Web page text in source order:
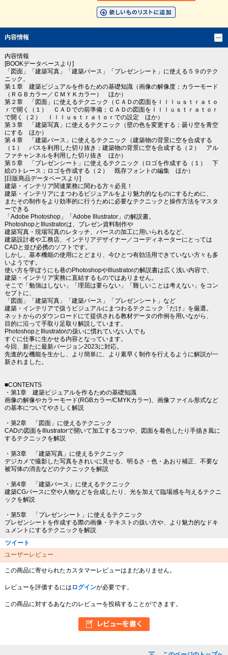
内容情報
内容情報
[BOOKデータベースより]
「図面」「建築写真」「建築パース」「プレゼンシート」に使える５９のテク
ニック。
第１章 建築ビジュアルを作るための基礎知識（画像の解像度；カラーモード
（ＲＧＢカラー／ＣＭＹＫカラー） ほか）
第２章 「図面」に使えるテクニック（ＣＡＤの図面をＩｌｌｕｓｔｒａｔｏ
ｒで開く（１） ＣＡＤでの前準備；ＣＡＤの図面をＩｌｌｕｓｔｒａｔｏｒ
で開く（２） Ｉｌｌｕｓｔｒａｔｏｒでの設定 ほか）
第３章 「建築写真」に使えるテクニック（壁の色を変更する；曇り空を青空
にする ほか）
第４章 「建築パース」に使えるテクニック（建築物の背景に空を合成する
（１） パスを利用した切り抜き；建築物の背景に空を合成する（２） アル
ファチャンネルを利用した切り抜き ほか）
第５章 「プレゼンシート」に使えるテクニック（ロゴを作成する（１） 下
絵のトレース；ロゴを作成する（２） 既存フォントの編集 ほか）
[日販商品データベースより]
建築・インテリア関連業務に関わる方々必見！
建築・インテリアにまつわるビジュアルをより魅力的なものにするために、
またその制作をより効率的に行うために必要なテクニックと操作方法をマスタ
ーできる
「Adobe Photoshop」「Adobe Illustrator」の解説書。
PhotoshopとIllustratorは、プレゼン資料制作や
建築写真・現場写真のレタッチ、パースの加工に用いられるなど、
建築設計者や工務店、インテリアデザイナー／コーディネーターにとっては
CADと並び必携のソフトです。
しかし、基本機能の使用にとどまり、今ひとつ有効活用できていない方々も多
いようです。
使い方を学ぼうにも巷のPhotoshopやIllustratorの解説書は広く浅い内容で、
建築・インテリア実務に直結するものではありません。
そこで「勉強はしない」「理屈は要らない」「難しいことは考えない」をコン
セプトに、
「図面」「建築写真」「建築パース」「プレゼンシート」など
建築・インテリアで扱うビジュアルにまつわるテクニック「だけ」を厳選。
ネットからのダウンロードにて提供される教材データの作例を用いながら、
目的に沿って手取り足取り解説しています。
PhotoshopとIllustratorの扱いに慣れていない人でも
すぐに仕事に生かせる内容となっています。
今回、新たに最新バージョン2023に対応。
先進的な機能を生かし、より簡単に、より素早く制作を行えるように解説が一
新されました。
■CONTENTS
・第1章 建築ビジュアルを作るための基礎知識
画像の解像やカラーモード(RGBカラー/CMYKカラー)、画像ファイル形式など
の基本についてやさしく解説
・第2章 「図面」に使えるテクニック
CADの図面をIllustratorで開いて加工するコツや、図面を着色したり手描き風に
するテクニックを解説
・第3章 「建築写真」に使えるテクニック
デジカメで撮影した写真をきれいに見せる、明るさ・色・あおり補正、不要な
被写体の消去などのテクニックを解説
・第4章 「建築パース」に使えるテクニック
建築CGパースに空や人物などを合成したり、光を加えて臨場感を与えるテクニ
ックを解説
・第5章 「プレゼンシート」に使えるテクニック
プレゼンシートを作成する際の画像・テキストの扱い方や、より魅力的なドキ
ュメントにするテクニックを解説
ツイート
ユーザーレビュー
この商品に寄せられたカスタマーレビューはまだありません。
レビューを評価するには ログインが必要です。
この商品に対するあなたのレビューを投稿することができます。